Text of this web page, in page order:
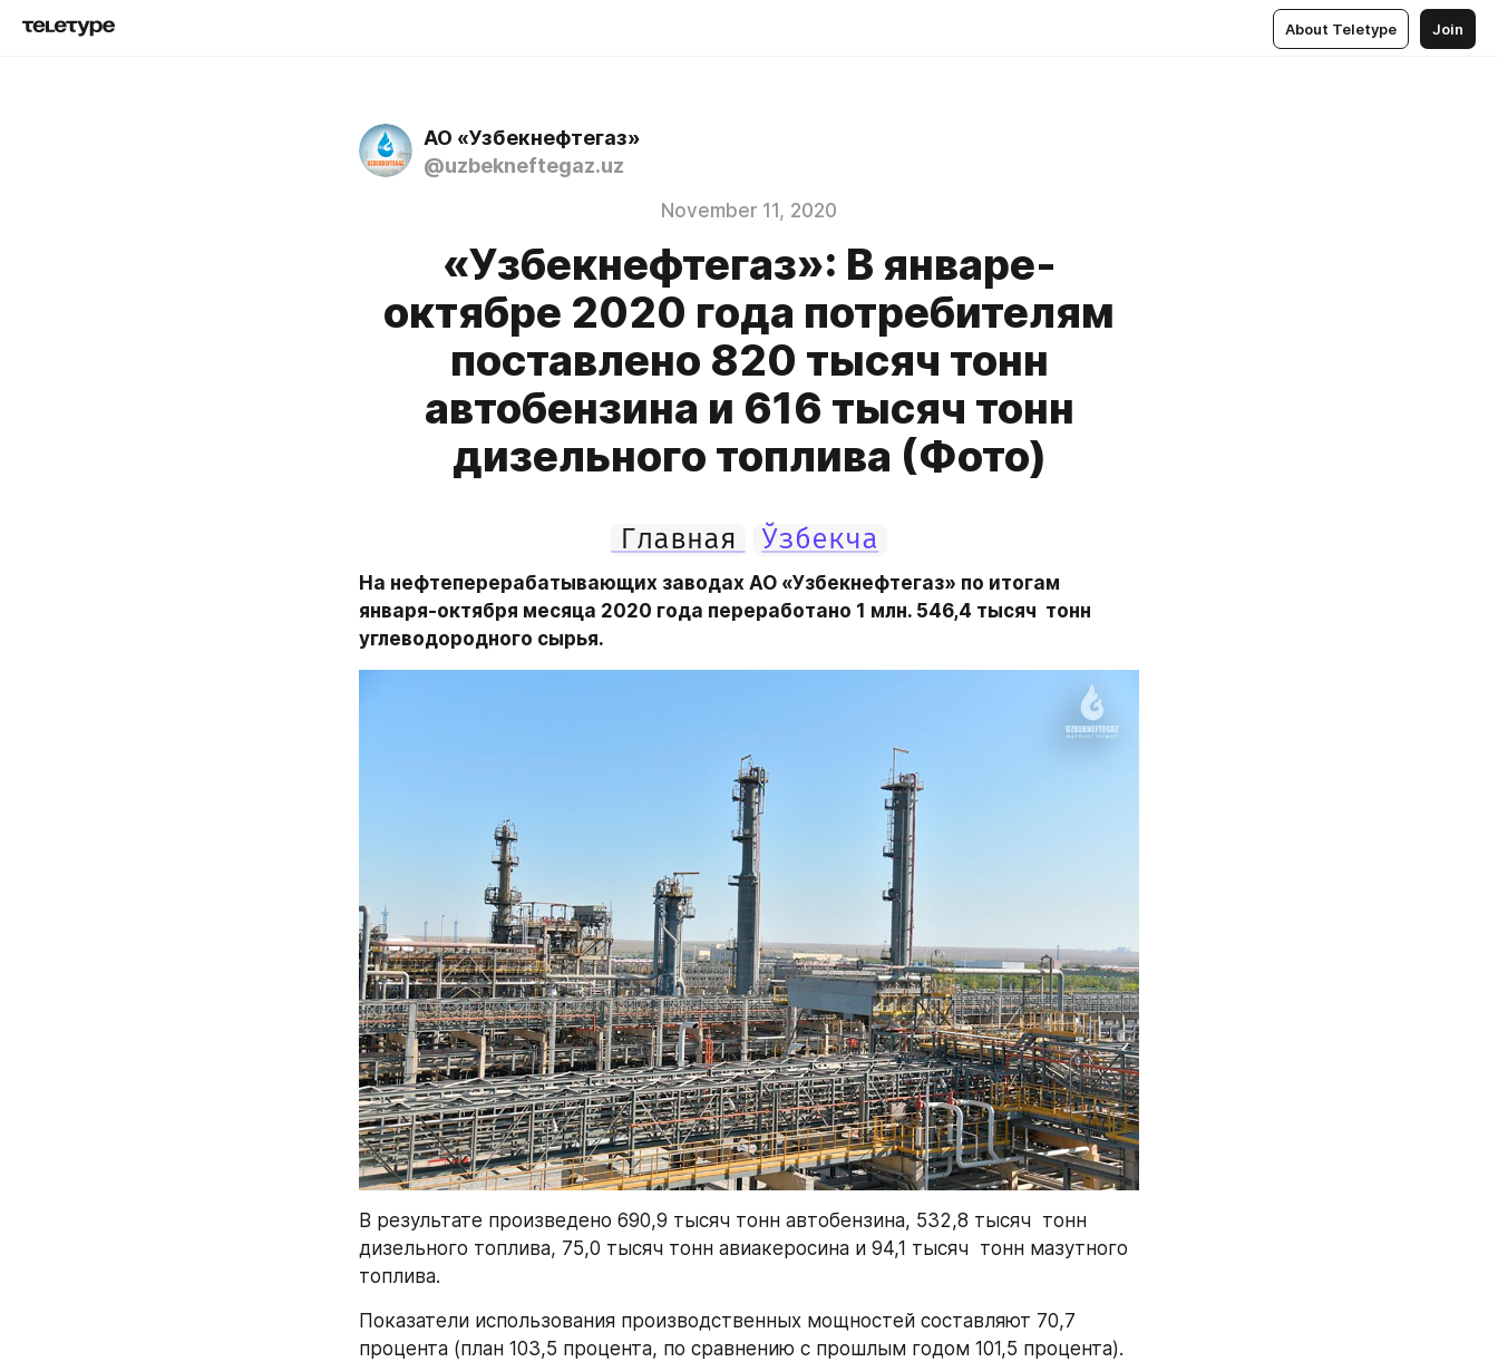
About Teletype Join
АО «Узбекнефтегаз»
@uzbekneftegaz.uz
November 11, 2020
«Узбекнефтегаз»: В январе-
октябре 2020 года потребителям
поставлено 820 тысяч тонн
автобензина и 616 тысяч тонн
дизельного топлива (Фото)
Главная Ўзбекча
На нефтеперерабатывающих заводах АО «Узбекнефтегаз» по итогам
января-октября месяца 2020 года переработано 1 млн. 546,4 тысяч  тонн
углеводородного сырья.
В результате произведено 690,9 тысяч тонн автобензина, 532,8 тысяч  тонн
дизельного топлива, 75,0 тысяч тонн авиакеросина и 94,1 тысяч  тонн мазутного
топлива.
Показатели использования производственных мощностей составляют 70,7
процента (план 103,5 процента, по сравнению с прошлым годом 101,5 процента).